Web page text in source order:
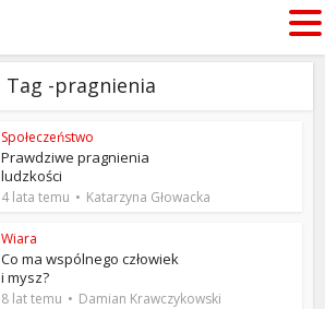
Tag -pragnienia
Społeczeństwo
Prawdziwe pragnienia
ludzkości
4 lata temu Katarzyna Głowacka
Wiara
Co ma wspólnego człowiek
i mysz?
8 lat temu Damian Krawczykowski